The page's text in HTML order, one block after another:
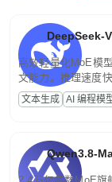
DeepSeek-
高效轻量化MoE模
文能力。推理速度
高并发、轻量化任
文案处理等普惠刚
文本生成 AI 编程模
Qwen3.8-